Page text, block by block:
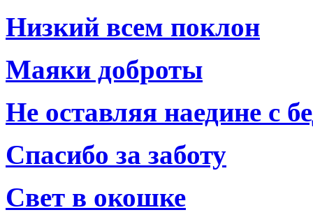
Низкий всем поклон
Маяки доброты
Не оставляя наедине с
Спасибо за заботу
Свет в окошке